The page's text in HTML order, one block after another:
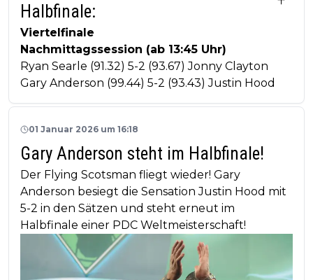
Halbfinale:
Viertelfinale
Nachmittagssession (ab 13:45 Uhr)
Ryan Searle (91.32) 5-2 (93.67) Jonny Clayton
Gary Anderson (99.44) 5-2 (93.43) Justin Hood
01 Januar 2026 um 16:18
Gary Anderson steht im Halbfinale!
Der Flying Scotsman fliegt wieder! Gary
Anderson besiegt die Sensation Justin Hood mit
5-2 in den Sätzen und steht erneut im
Halbfinale einer PDC Weltmeisterschaft!